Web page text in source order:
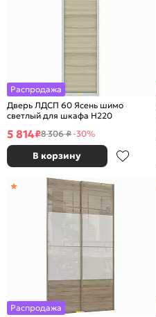
Распродажа
Дверь ЛДСП 60 Ясень шимо
светлый для шкафа Н220
5 814₽8 306 ₽-30%
В корзину
Распродажа